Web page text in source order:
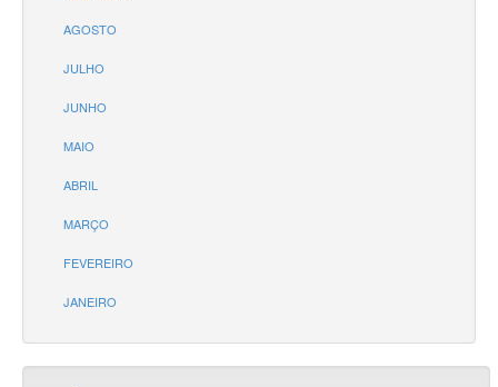
AGOSTO
JULHO
JUNHO
MAIO
ABRIL
MARÇO
FEVEREIRO
JANEIRO